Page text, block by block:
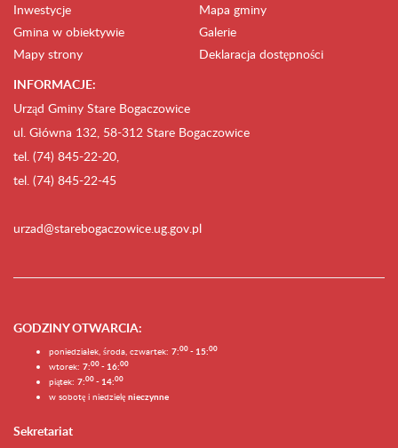
Inwestycje
Mapa gminy
Gmina w obiektywie
Galerie
Mapy strony
Deklaracja dostępności
INFORMACJE:
Urząd Gminy Stare Bogaczowice
ul. Główna 132, 58-312 Stare Bogaczowice
tel. (74) 845-22-20,
tel. (74) 845-22-45
urzad@starebogaczowice.ug.gov.pl
GODZINY OTWARCIA:
poniedziałek, środa, czwartek: 7:00 - 15:00
wtorek: 7:00 - 16:00
piątek: 7:00 - 14:00
w sobotę i niedzielę nieczynne
Sekretariat